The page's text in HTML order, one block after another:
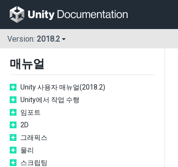
Version: 2018.2
매뉴얼
Unity 사용자 매뉴얼(2018.2)
Unity에서 작업 수행
임포트
2D
그래픽스
물리
스크립팅